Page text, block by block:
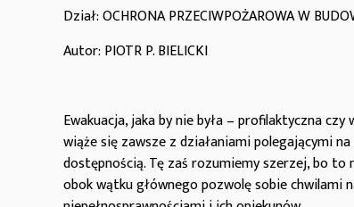
Dział: OCHRONA PRZECIWPOŻAROWA W
Autor: PIOTR P. BIELICKI
Ewakuacja, jaka by nie była – profilaktyczna
wiąże się zawsze z działaniami polegającymi
dostępnością. Tę zaś rozumiemy szerzej, bo to
obok wątku głównego pozwolę sobie chwilami